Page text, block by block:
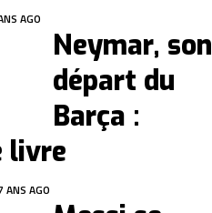
AGO
Neymar, son
départ du
Barça :
livre
ANS AGO